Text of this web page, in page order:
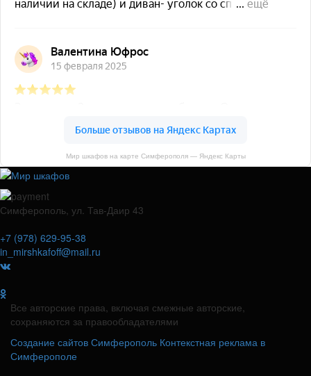
Мир шкафов на карте Симферополя — Яндекс Карты
Симферополь, ул. Тав-Даир 43
+7 (978) 629-95-38
in_mirshkafoff@mail.ru
Все авторские права, включая смежные авторские,
сохраняются за правообладателями
Создание сайтов Симферополь Контекстная реклама в
Симферополе